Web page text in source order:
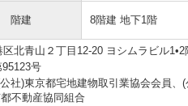
階建 8階建 地下1階
区北青山２丁目12-20 ヨシムラビル1•2
号
社)東京都宅地建物取引業協会会員、(
不動産協同組合